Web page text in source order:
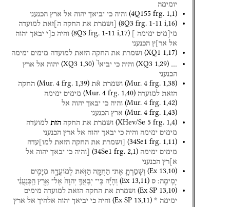
יומימה
(4Q155 frg. 1,1) והיה כי יביאך יהוה אל ארץ הכנעני
(8Q3 frg. 1-11 i,16) [ושמרת את החקה ה]זאת למועדה
מי[מים ימימה (8Q3 frg. 1-11 i,17) והיה כ[י יבאך יהוה
אל אר]ץ הכנעני
(XQ1 1,17) ושמרת את החקה הזאת למועדה מימים ימימה
…
(XQ3 1,29) והיה כי יביאך (XQ3 1,30) יהוה אל ארץ
הכנעני
(Mur. 4 frg. 1,38) ושמרת א֯ת (Mur. 4 frg. 1,39)
החקה
הזאת למועדה (Mur. 4 frg. 1,40) מימים ימימה
(Mur. 4 frg. 1,42) והיה כי יבאך יהוה אל
(Mur. 4 frg. 1,43) ארץ הכנעני
(XHev/Se 5 frg. 1,4) ושמרת את החקה הזת למועדה
מימים ימימה והיה כי יבאך יהוה אל ארץ הכנעני
(34Se1 frg. 1,11) [ושמרת את החקה הזאת למו]עדה
מימים ימימה (34Se1 frg. 2,1) [והיה כי יבאך יהוה אל
א]רץ הכנעני
(Ex 13,10) וְשָׁמַרְתָּ֛ אֶת־ הַחֻקָּ֥ה הַזֹּ֖את לְמוֹעֲדָ֑הּ מִיָּמִ֖ים
יָמִֽימָה׃ ס (Ex 13,11) וְהָיָ֞ה כִּֽי־ יְבִֽאֲךָ֤ יְהוָה֙ אֶל־ אֶ֣רֶץ הַֽכְּנַעֲנִ֔י
(Ex SP 13,10) ושמרת את החקה הזאת למועדה מימים
ימימה *
(Ex SP 13,11) והיה כי יביאך יהוה אלהיך אל ארץ